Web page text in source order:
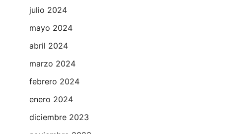
julio 2024
mayo 2024
abril 2024
marzo 2024
febrero 2024
enero 2024
diciembre 2023